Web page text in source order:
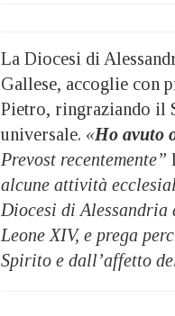
La Diocesi di
Gallese, accoglie con
Pietro, ringraziando il
universale. «Ho avuto
Prevost recentemente”
alcune attività
Diocesi di
Leone XIV, e prega
Spirito e dall’affetto